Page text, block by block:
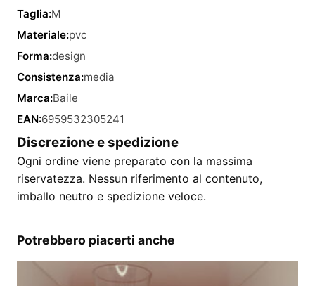
Taglia:M
Materiale:pvc
Forma:design
Consistenza:media
Marca:Baile
EAN:6959532305241
Discrezione e spedizione
Ogni ordine viene preparato con la massima
riservatezza. Nessun riferimento al contenuto,
imballo neutro e spedizione veloce.
Potrebbero piacerti anche